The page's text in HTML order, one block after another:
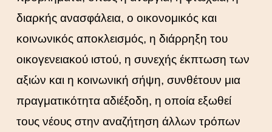
διαρκής ανασφάλεια, ο οικονομικός και
κοινωνικός αποκλεισμός, η διάρρηξη του
οικογενειακού ιστού, η συνεχής έκπτωση των
αξιών και η κοινωνική σήψη, συνθέτουν μια
πραγματικότητα αδιέξοδη, η οποία εξωθεί
τους νέους στην αναζήτηση άλλων τρόπων